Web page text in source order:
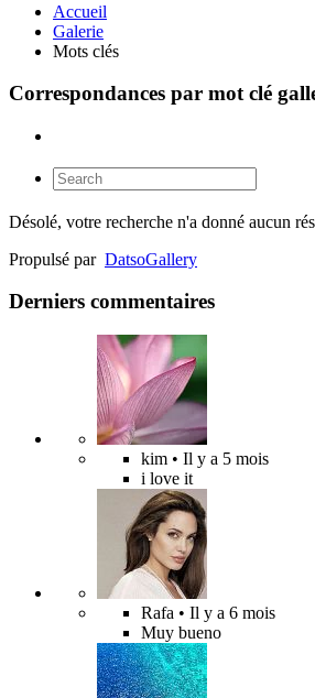
Accueil
Galerie
Mots clés
Correspondances par mot clé
Désolé, votre recherche n'a donné aucun
Propulsé par DatsoGallery
Derniers commentaires
kim • Il y a 5 mois
i love it
Rafa • Il y a 6 mois
Muy bueno